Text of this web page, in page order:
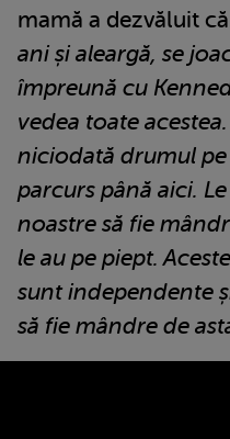
mamă a dezvăluit
ani și aleargă, se
împreună cu
vedea toate
niciodată drumul
parcurs până aici.
noastre să fie
le au pe piept.
sunt independente
să fie mândre de